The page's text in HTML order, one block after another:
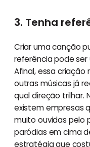
3. Tenha
Criar uma canção
referência pode
Afinal, essa criação
outras músicas já
qual direção trilhar.
existem empresas
muito ouvidas pelo
paródias em cima
estratégia que